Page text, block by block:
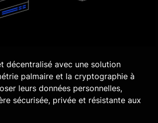
décentralisé avec une solution
palmaire et la cryptographie à
leurs données personnelles,
sécurisée, privée et résistante aux